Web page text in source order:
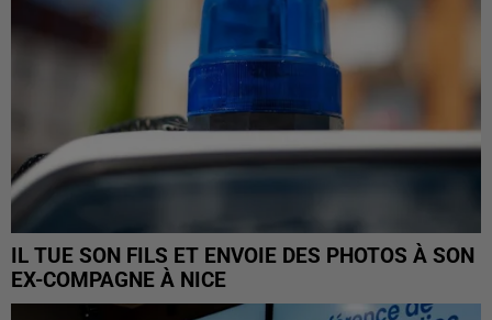
IL TUE SON FILS ET ENVOIE DES PHOTOS À SON
EX-COMPAGNE À NICE